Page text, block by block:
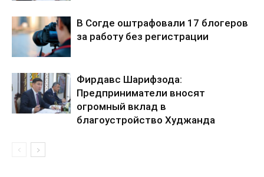
В Согде оштрафовали 17 блогеров
за работу без регистрации
Фирдавс Шарифзода:
Предприниматели вносят
огромный вклад в
благоустройство Худжанда